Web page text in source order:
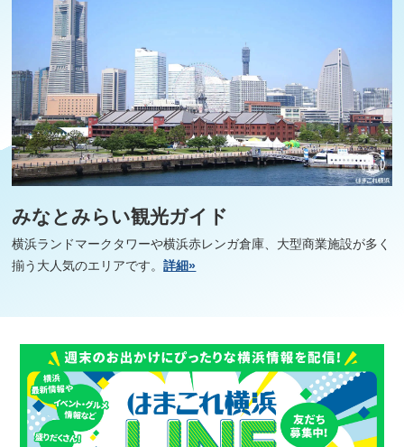
みなとみらい観光ガイド
横浜ランドマークタワーや横浜赤レンガ倉庫、大型商業施設が多く
揃う大人気のエリアです。詳細»